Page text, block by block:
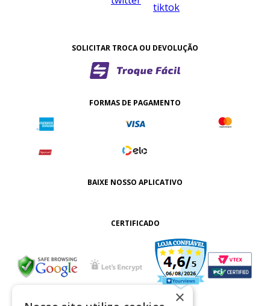
SOLICITAR TROCA OU DEVOLUÇÃO
FORMAS DE PAGAMENTO
BAIXE NOSSO APLICATIVO
CERTIFICADO
×